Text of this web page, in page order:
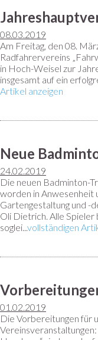
08.03.2019
Am Freitag, den 08.
Radfahrervereins
in Hoch-Weisel zur
insgesamt auf ein
Artikel anzeigen
Neue
24.02.2019
Die neuen Badminton-
worden in Anwesenheit
Gartengestaltung und -
Oli Dietrich. Alle Spieler
soglei...vollständigen
01.02.2019
Die Vorbereitungen für